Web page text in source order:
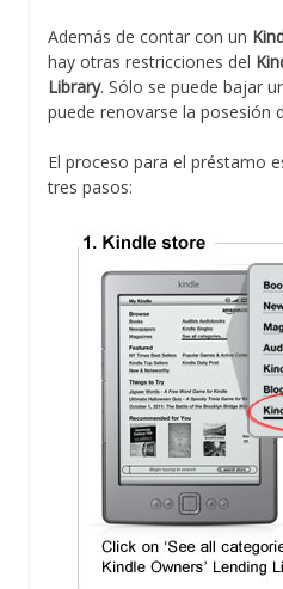
Además de contar con un
hay otras restricciones del
Library. Sólo se puede bajar
puede renovarse la posesión
El proceso para el préstamo
tres pasos: